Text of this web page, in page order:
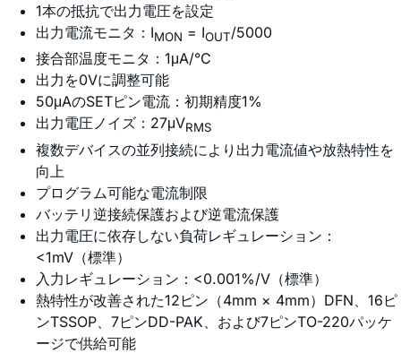
1本の抵抗で出力電圧を設定
出力電流モニタ：IMON = IOUT/5000
接合部温度モニタ：1μA/°C
出力を0Vに調整可能
50μAのSETピン電流：初期精度1%
出力電圧ノイズ：27μVRMS
複数デバイスの並列接続により出力電流値や放熱特性を
向上
プログラム可能な電流制限
バッテリ逆接続保護および逆電流保護
出力電圧に依存しない負荷レギュレーション：
<1mV（標準）
入力レギュレーション：<0.001%/V（標準）
熱特性が改善された12ピン（4mm × 4mm）DFN、16ピ
ンTSSOP、7ピンDD-PAK、および7ピンTO-220パッケ
ージで供給可能